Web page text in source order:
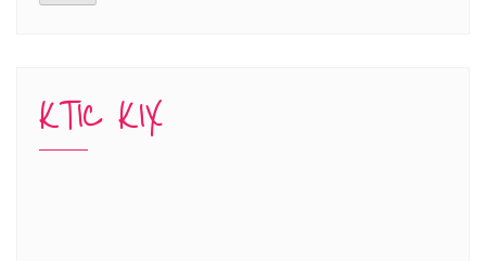
KTIC KIX